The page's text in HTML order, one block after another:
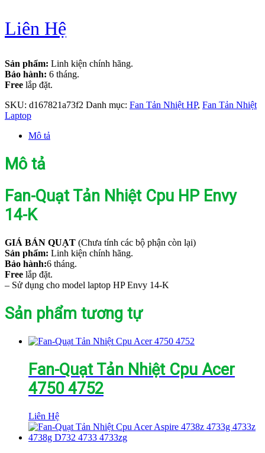
Liên Hệ
Sản phẩm: Linh kiện chính hãng.
Bảo hành: 6 tháng.
Free lắp đặt.
SKU: d167821a73f2 Danh mục: Fan Tản Nhiệt HP, Fan Tản Nhiệt
Laptop
Mô tả
Mô tả
Fan-Quạt Tản Nhiệt Cpu HP Envy
14-K
GIÁ BÁN QUẠT (Chưa tính các bộ phận còn lại)
Sản phẩm: Linh kiện chính hãng.
Bảo hành:6 tháng.
Free lắp đặt.
– Sử dụng cho model laptop HP Envy 14-K
Sản phẩm tương tự
Fan-Quạt Tản Nhiệt Cpu Acer
4750 4752
Liên Hệ